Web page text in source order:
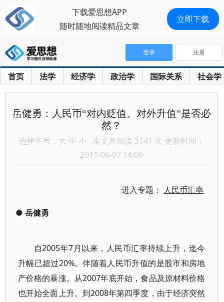
首页 法学 经济学 政治学 国际关系 社会学
登录 注册
岳健勇：人民币“对内贬值、对外升值”是否必
然？
选择字号： 大 中 小 本文共阅读 3141 次 更新时间：
2011-06-07 14:06
进入专题： 人民币汇率
● 岳健勇
自2005年7月以来，人民币汇率持续上升，迄今
升幅已超过20%。伴随着人民币升值的是股市和房地
产价格的暴涨。从2007年底开始，食品及原材料价格
也开始全面上升。到2008年第四季度，由于经济突然
下载爱思想APP
随时随地阅读精品文章
立即下载